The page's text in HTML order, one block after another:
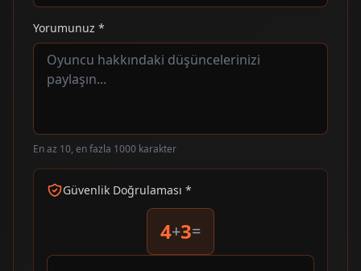
Yorumunuz *
En az 10, en fazla 1000 karakter
Güvenlik Doğrulaması *
4+3=